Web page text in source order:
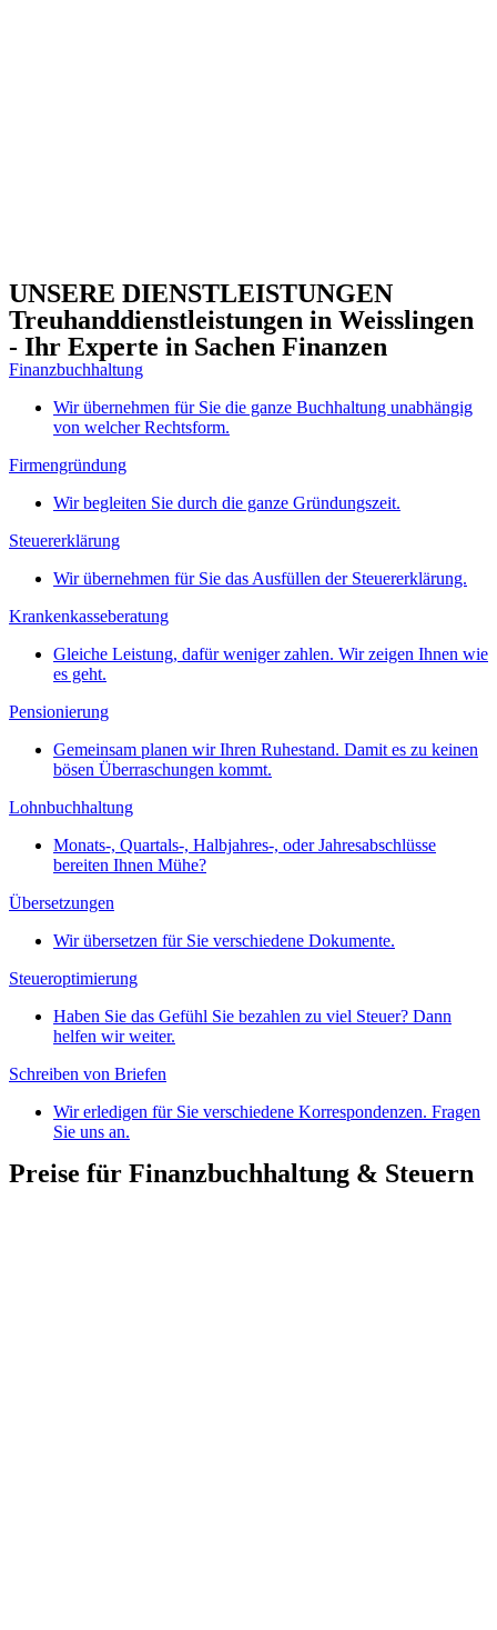
UNSERE DIENSTLEISTUNGEN
Treuhanddienstleistungen in Weisslingen
- Ihr Experte in Sachen Finanzen
Finanzbuchhaltung
Wir übernehmen für Sie die ganze Buchhaltung unabhängig
von welcher Rechtsform.
Firmengründung
Wir begleiten Sie durch die ganze Gründungszeit.
Steuererklärung
Wir übernehmen für Sie das Ausfüllen der Steuererklärung.
Krankenkasseberatung
Gleiche Leistung, dafür weniger zahlen. Wir zeigen Ihnen wie
es geht.
Pensionierung
Gemeinsam planen wir Ihren Ruhestand. Damit es zu keinen
bösen Überraschungen kommt.
Lohnbuchhaltung
Monats-, Quartals-, Halbjahres-, oder Jahresabschlüsse
bereiten Ihnen Mühe?
Übersetzungen
Wir übersetzen für Sie verschiedene Dokumente.
Steueroptimierung
Haben Sie das Gefühl Sie bezahlen zu viel Steuer? Dann
helfen wir weiter.
Schreiben von Briefen
Wir erledigen für Sie verschiedene Korrespondenzen. Fragen
Sie uns an.
Preise für Finanzbuchhaltung & Steuern